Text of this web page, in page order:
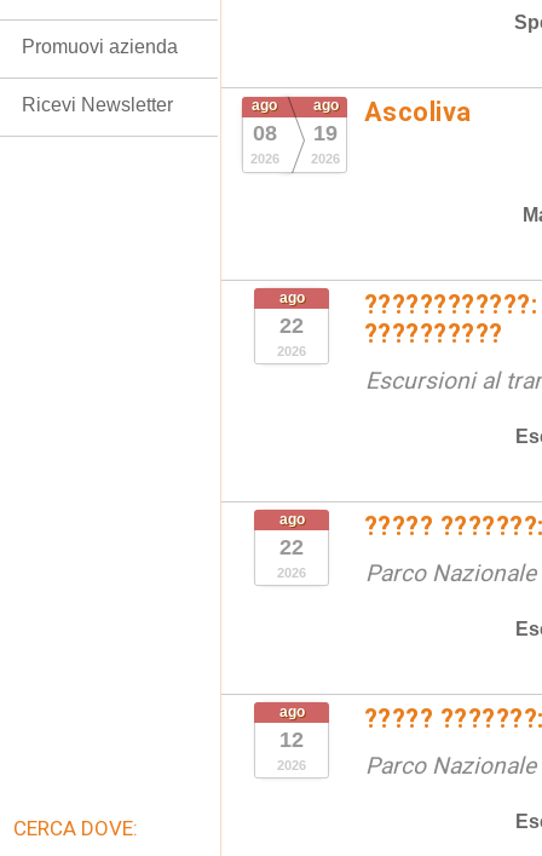
ago
08
2026
ago
19
2026
Ascoliva
ago
22
2026
??????????
Escursioni al
ago
22
2026
?????
Parco
ago
12
2026
?????
Parco
Promuovi azienda
Ricevi Newsletter
CERCA DOVE: